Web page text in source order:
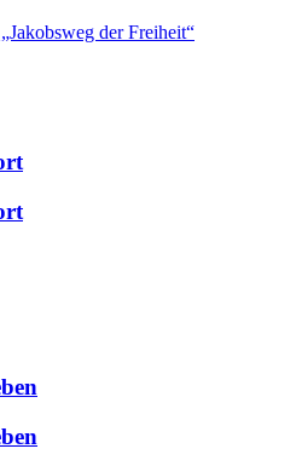
der Freiheit“